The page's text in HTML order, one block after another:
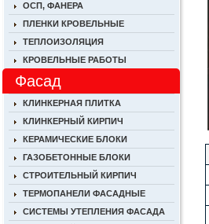
ОСП, ФАНЕРА
ПЛЕНКИ КРОВЕЛЬНЫЕ
ТЕПЛОИЗОЛЯЦИЯ
КРОВЕЛЬНЫЕ РАБОТЫ
Фасад
КЛИНКЕРНАЯ ПЛИТКА
КЛИНКЕРНЫЙ КИРПИЧ
КЕРАМИЧЕСКИЕ БЛОКИ
ГАЗОБЕТОННЫЕ БЛОКИ
СТРОИТЕЛЬНЫЙ КИРПИЧ
ТЕРМОПАНЕЛИ ФАСАДНЫЕ
СИСТЕМЫ УТЕПЛЕНИЯ ФАСАДА